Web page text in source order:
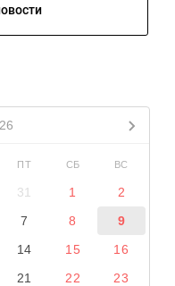
ПТ СБ ВС
31 1
2
7 8
9
14 15
16
21 22
23